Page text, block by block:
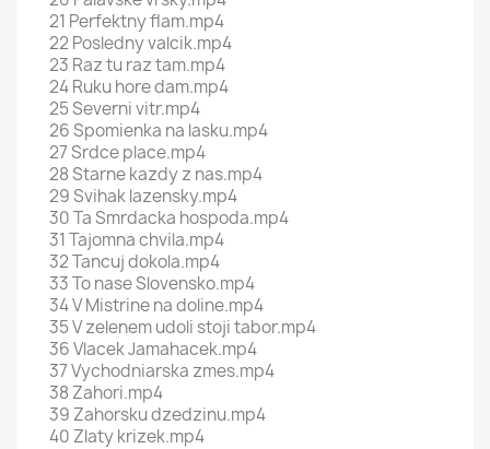
21 Perfektny flam.mp4
22 Posledny valcik.mp4
23 Raz tu raz tam.mp4
24 Ruku hore dam.mp4
25 Severni vitr.mp4
26 Spomienka na lasku.mp4
27 Srdce place.mp4
28 Starne kazdy z nas.mp4
29 Svihak lazensky.mp4
30 Ta Smrdacka hospoda.mp4
31 Tajomna chvila.mp4
32 Tancuj dokola.mp4
33 To nase Slovensko.mp4
34 V Mistrine na doline.mp4
35 V zelenem udoli stoji tabor.mp4
36 Vlacek Jamahacek.mp4
37 Vychodniarska zmes.mp4
38 Zahori.mp4
39 Zahorsku dzedzinu.mp4
40 Zlaty krizek.mp4